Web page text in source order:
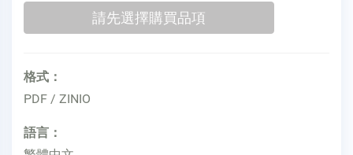
格式：
PDF / ZINIO
語言：